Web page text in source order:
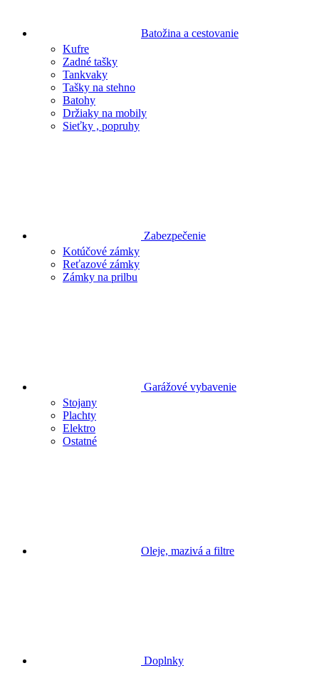
Batožina a cestovanie
Kufre
Zadné tašky
Tankvaky
Tašky na stehno
Batohy
Držiaky na mobily
Sieťky , popruhy
Zabezpečenie
Kotúčové zámky
Reťazové zámky
Zámky na prilbu
Garážové vybavenie
Stojany
Plachty
Elektro
Ostatné
Oleje, mazivá a filtre
Doplnky